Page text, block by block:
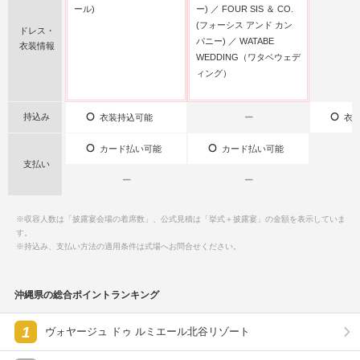
ドレス・
衣装情報
ール)
ー)
FOUR SIS ＆ CO.
(フォーシス アンド カン
パニー)
WATABE
WEDDING（ワタベウェデ
ィング）
持込み 衣装持込可能 ー 衣
支払い
カード払い可能 カード払い可能
ー ー
※収容人数は「披露宴会場の着席数」、公式見積は「挙式＋披露宴」の金額を表示していま
す。
※持込み、支払い方法の適用条件は式場へお問合せください。
沖縄県の総合ポイントランキング
1 ヴォヤージュ ドゥ ルミエール北谷リゾート